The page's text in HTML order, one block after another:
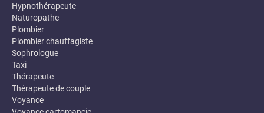
Hypnothérapeute
Naturopathe
Plombier
Plombier chauffagiste
Sophrologue
Taxi
Thérapeute
Thérapeute de couple
Voyance